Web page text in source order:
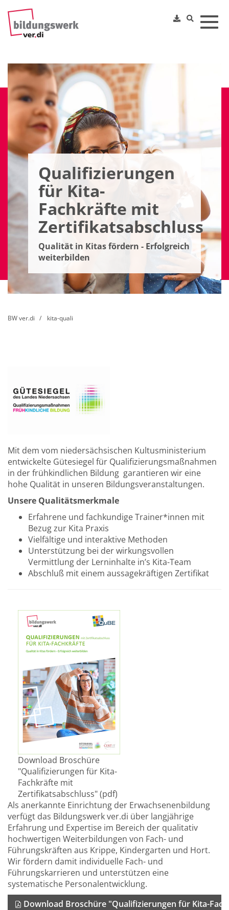
Qualifizierungen
für Kita-
Fachkräfte mit
Zertifikatsabschluss
Qualität in Kitas fördern - Erfolgreich
weiterbilden
BW ver.di kita-quali
Mit dem vom niedersächsischen Kultusministerium
entwickelte Gütesiegel für Qualifizierungsmaßnahmen
in der frühkindlichen Bildung garantieren wir eine
hohe Qualität in unseren Bildungsveranstaltungen.
Unsere Qualitätsmerkmale
Erfahrene und fachkundige Trainer*innen mit
Bezug zur Kita Praxis
Vielfältige und interaktive Methoden
Unterstützung bei der wirkungsvollen
Vermittlung der Lerninhalte in’s Kita-Team
Abschluß mit einem aussagekräftigen Zertifikat
Download Broschüre
"Qualifizierungen für Kita-
Fachkräfte mit
Zertifikatsabschluss" (pdf)
Als anerkannte Einrichtung der Erwachsenenbildung
verfügt das Bildungswerk ver.di über langjährige
Erfahrung und Expertise im Bereich der qualitativ
hochwertigen Weiterbildungen von Fach- und
Führungskräften aus Krippe, Kindergarten und Hort.
Wir fördern damit individuelle Fach- und
Führungskarrieren und unterstützen eine
systematische Personalentwicklung.
Download Broschüre "Qualifizierungen für Kita-